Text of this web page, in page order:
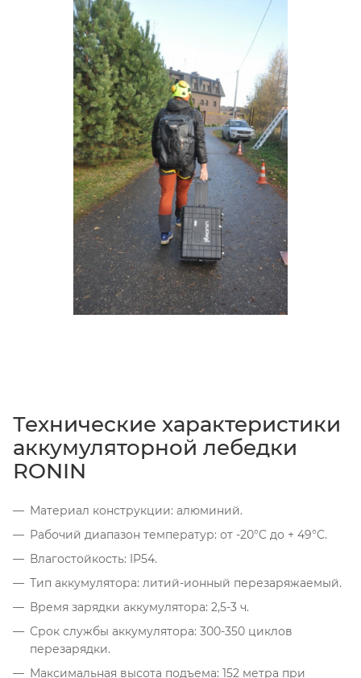
Технические характеристики
аккумуляторной лебедки
RONIN
Материал конструкции: алюминий.
Рабочий диапазон температур: от -20°C до + 49°C.
Влагостойкость: IP54.
Тип аккумулятора: литий-ионный перезаряжаемый.
Время зарядки аккумулятора: 2,5-3 ч.
Срок службы аккумулятора: 300-350 циклов
перезарядки.
Максимальная высота подъема: 152 метра при